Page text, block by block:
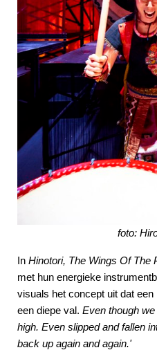
foto:
In Hinotori, The Wings Of The
met hun energieke
visuals het concept uit dat
een diepe val. Even though
high. Even slipped and fallen
back up again and again.'